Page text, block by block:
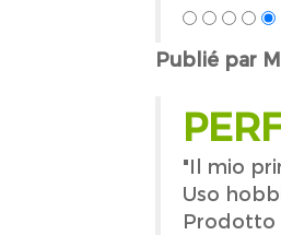
Publié par
"Il mio
Uso
Prodotto